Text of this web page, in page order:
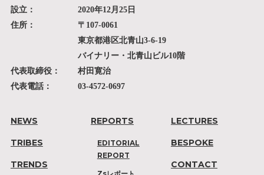
設立：
2020年12月25日
住所：
〒107-0061
東京都港区北青山3-6-19
バイナリー・北青山ビル10階
代表取締役：
村田寛治
代表電話：
03-4572-0697
NEWS
TRIBES
TRENDS
REPORTS
EDITORIAL
REPORT
LECTURES
BESPOKE
CONTACT